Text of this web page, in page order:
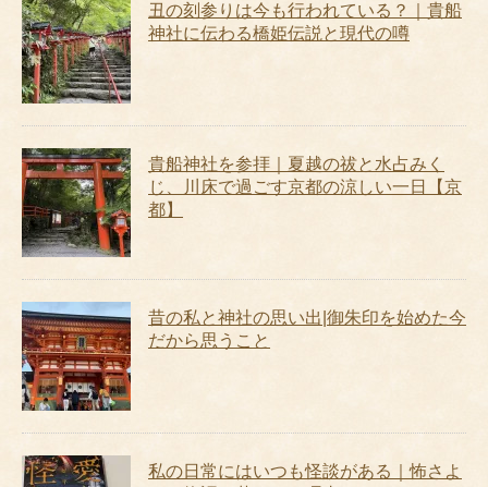
丑の刻参りは今も行われている？｜貴船
神社に伝わる橋姫伝説と現代の噂
貴船神社を参拝｜夏越の祓と水占みく
じ、川床で過ごす京都の涼しい一日【京
都】
昔の私と神社の思い出|御朱印を始めた今
だから思うこと
私の日常にはいつも怪談がある｜怖さよ